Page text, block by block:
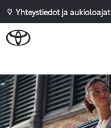
Yhteystiedot ja aukioloajat